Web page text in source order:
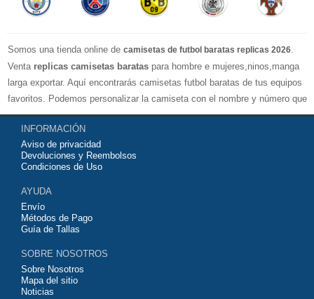
Somos una tienda online de camisetas de futbol baratas replicas 2026.
Venta replicas camisetas baratas para hombre e mujeres,ninos,manga
larga exportar. Aquí encontrarás camisetas futbol baratas de tus equipos
favoritos. Podemos personalizar la camiseta con el nombre y número que
quieras. Nuestrascamisetas de futbol replicasson de máxima calidad
tailandesa por lo que estamos convencidos que quedarás muy satisfecho
con ella. Estas camisetas tienen un tejido transpirable por lo que te
servirán para jugar al fútbol o simplemente para animar a tu equipo
contáctanos y haremos lo posible para conseguirtela lo más barata
posible.
INFORMACIÓN
Aviso de privacidad
Devoluciones y Reembolsos
Condiciones de Uso
AYUDA
Envío
Métodos de Pago
Guía de Tallas
SOBRE NOSOTROS
Sobre Nosotros
Mapa del sitio
Noticias